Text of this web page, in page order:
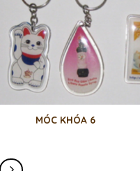
MÓC KHÓA 6